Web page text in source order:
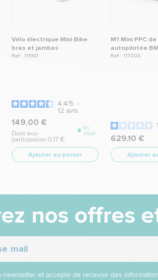
Vélo électrique Mini Bike
bras et jambes
Ref.: 115181
4.4/5 -
12 avis
En
stock
149,00 €
Dont éco-
participation 0,17 €
Ajouter au panier
M1 Mini PPC
autopilotée
Ref.: 117008
1
629,10 €
Ajouter
nos offres
newsletter et accepte de recevoir des